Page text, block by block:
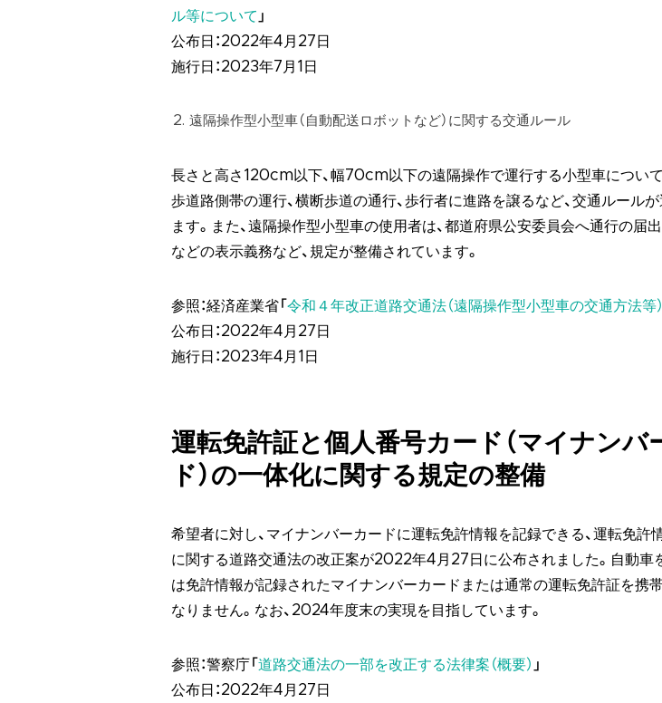
ル等について 」
公布日：2022年4月27日
施行日：2023年7月1日
遠隔操作型小型車（自動配送ロボットなど）に関する交通ルール
長さと高さ120cm以下、幅70cm以下の遠隔操作で運行する小型車について
歩道路側帯の運行、横断歩道の通行、歩行者に進路を譲るなど、交通ルール
ます。また、遠隔操作型小型車の使用者は、都道府県公安委員会へ通行の届
などの表示義務など、規定が整備されています。
参照：経済産業省「 令和４年改正道路交通法（遠隔操作型小型車の交通方法等
公布日：2022年4月27日
施行日：2023年4月1日
運転免許証と個人番号カード（マイナンバ
ド）の一体化に関する規定の整備
希望者に対し、マイナンバーカードに運転免許情報を記録できる、運転免許
に関する道路交通法の改正案が2022年4月27日に公布されました。自動車
は免許情報が記録されたマイナンバーカードまたは通常の運転免許証を携
なりません。なお、2024年度末の実現を目指しています。
参照：警察庁「 道路交通法の一部を改正する法律案（概要） 」
公布日：2022年4月27日